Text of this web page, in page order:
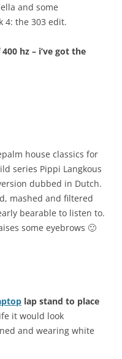
and some
4: the 303 edit.
hz – i’ve got the
house classics for
series Pippi Langkous
dubbed in Dutch.
mashed and filtered
bearable to listen to.
some eyebrows 🙂
lap stand to place
it would look
and wearing white